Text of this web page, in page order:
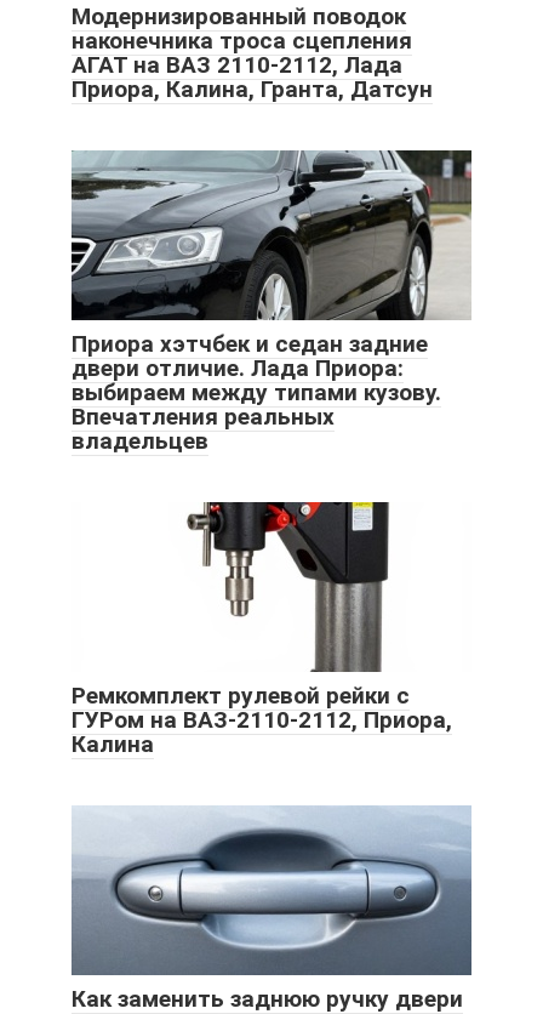
Модернизированный поводок
наконечника троса сцепления
АГАТ на ВАЗ 2110-2112, Лада
Приора, Калина, Гранта, Датсун
Приора хэтчбек и седан задние
двери отличие. Лада Приора:
выбираем между типами кузову.
Впечатления реальных
владельцев
Ремкомплект рулевой рейки с
ГУРом на ВАЗ-2110-2112, Приора,
Калина
Как заменить заднюю ручку двери